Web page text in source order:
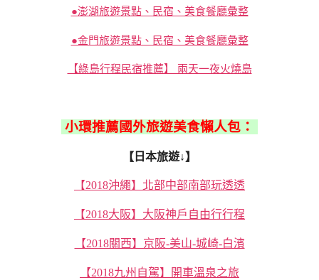
●澎湖旅遊景點、民宿、美食餐廳彙整
●金門旅遊景點、民宿、美食餐廳彙整
【綠島行程民宿推薦】 兩天一夜火燒島
小環推薦國外旅遊美食懶人包：
【日本旅遊↓】
【2018沖繩】北部中部南部玩透透
【2018大阪】大阪神戶自由行行程
【2018關西】京阪-美山-城崎-白濱
【2018九州自駕】開車溫泉之旅